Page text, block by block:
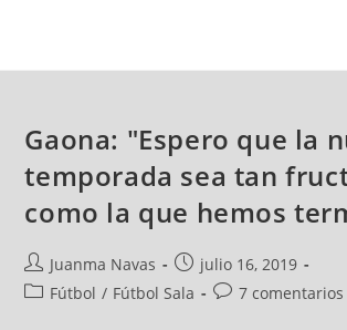
Gaona: "Espero que la
temporada sea tan
como la que hemos
Juanma Navas
julio 16, 2019
Fútbol / Fútbol Sala 7 comentarios